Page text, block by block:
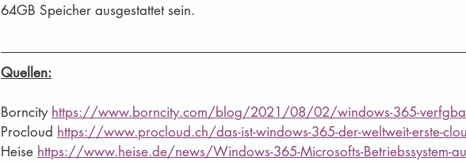
64GB Speicher ausgestattet sein.
Quellen:
Borncity https://www.borncity.com/blog/2021/08/02/windows-365-
Procloud https://www.procloud.ch/das-ist-windows-365-der-weltweit-erste-
Heise https://www.heise.de/news/Windows-365-Microsofts-Betriebssystem-